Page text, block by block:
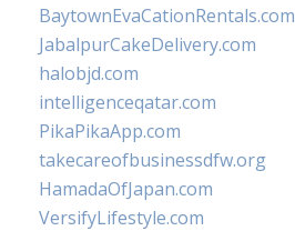
BaytownEvaCationRentals.com
JabalpurCakeDelivery.com
halobjd.com
intelligenceqatar.com
PikaPikaApp.com
takecareofbusinessdfw.org
HamadaOfJapan.com
VersifyLifestyle.com